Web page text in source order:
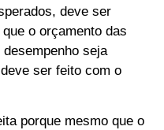
deve ser
o orçamento das
seja
ser feito com o
porque mesmo que o